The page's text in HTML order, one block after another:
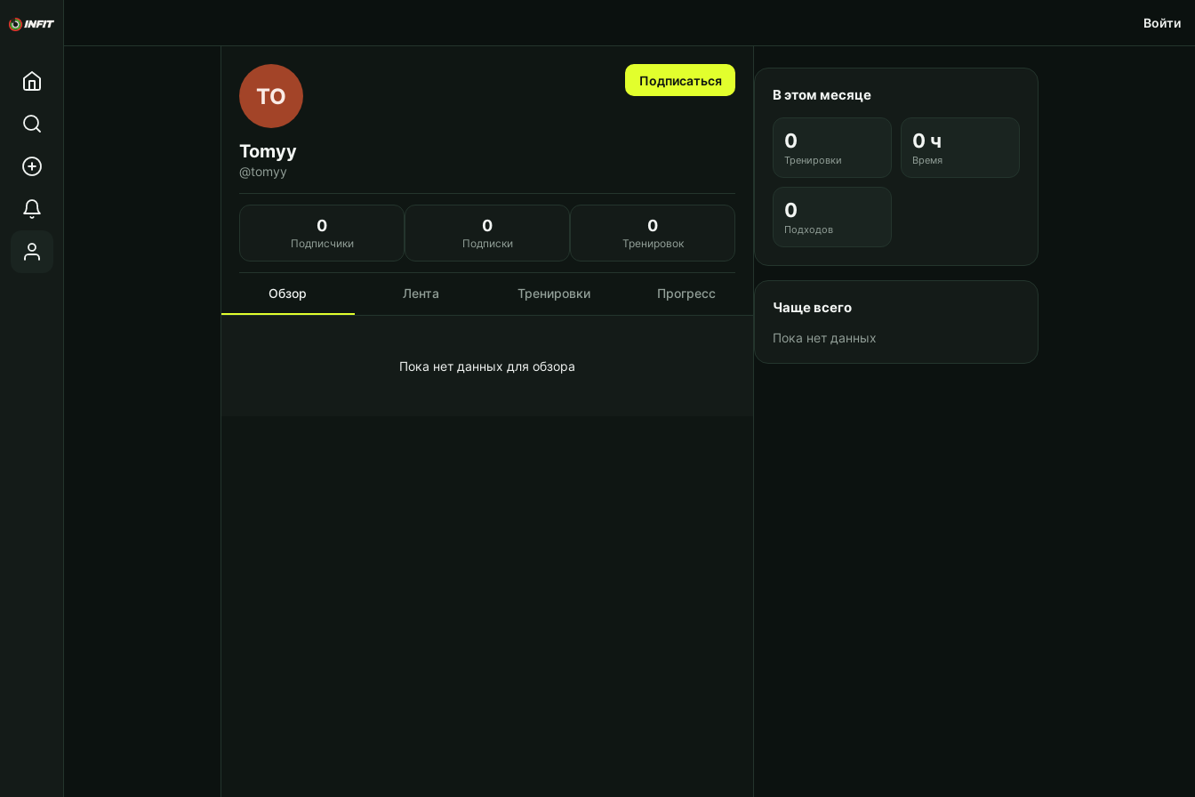
Войти
TO
Подписаться
Tomyy
@tomyy
0
Подписчики
0
Подписки
0
Тренировок
Обзор Лента Тренировки Прогресс
Пока нет данных для обзора
В этом месяце
0
Тренировки
0 ч
Время
0
Подходов
Чаще всего
Пока нет данных